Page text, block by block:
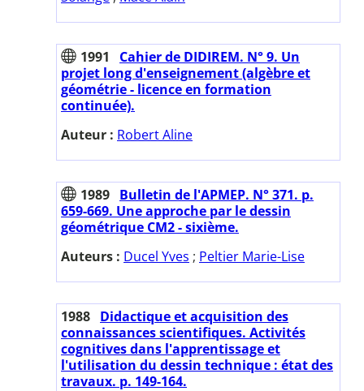
1991
Cahier de DIDIREM. N° 9. Un
projet long d'enseignement (algèbre et
géométrie - licence en formation
continuée).
Auteur : Robert Aline
1989 Bulletin de l'APMEP. N° 371. p.
659-669. Une approche par le dessin
géométrique CM2 - sixième.
Auteurs : Ducel Yves ; Peltier Marie-Lise
1988 Didactique et acquisition des
connaissances scientifiques. Activités
cognitives dans l'apprentissage et
l'utilisation du dessin technique : état des
travaux. p. 149-164.